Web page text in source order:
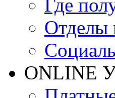
Где
Отделы
ONLINE